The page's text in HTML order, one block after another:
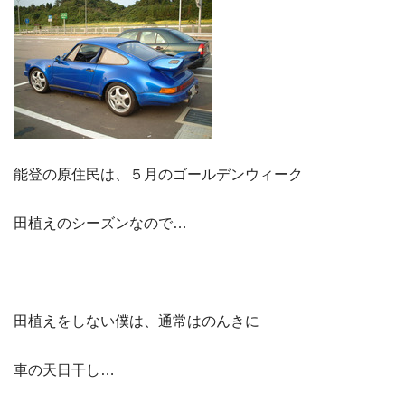
能登の原住民は、５月のゴールデンウィーク
田植えのシーズンなので…
田植えをしない僕は 、通常はのんきに
車の天日干し…